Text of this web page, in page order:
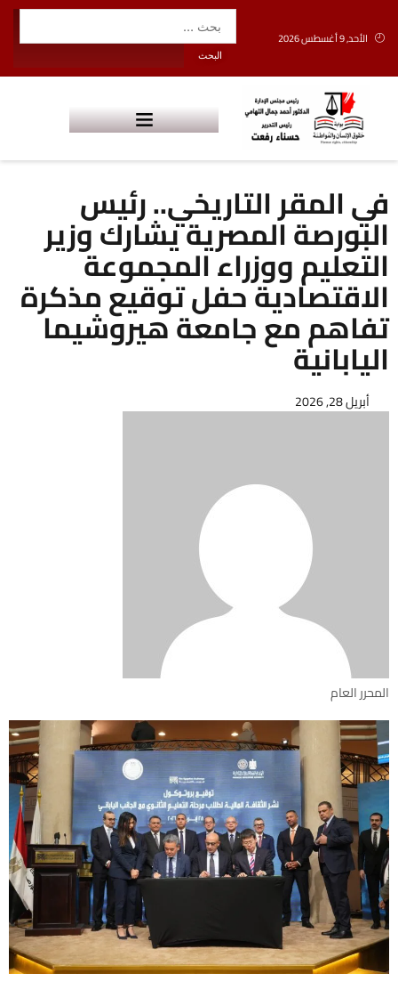
الأحد, 9 أغسطس 2026
في المقر التاريخي.. رئيس
البورصة المصرية يشارك وزير
التعليم ووزراء المجموعة
الاقتصادية حفل توقيع مذكرة
تفاهم مع جامعة هيروشيما
اليابانية
أبريل 28, 2026
المحرر العام